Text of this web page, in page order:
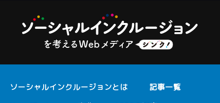
ソーシャルインクルージョンとは
記事一覧